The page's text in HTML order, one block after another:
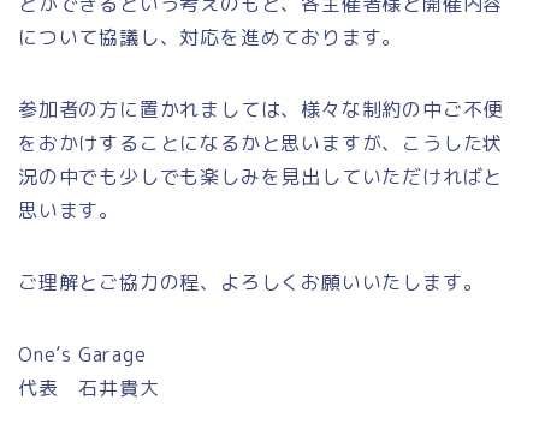
について協議し、対応を進めております。
参加者の方に置かれましては、様々な制約の中ご不便
をおかけすることになるかと思いますが、こうした状
況の中でも少しでも楽しみを見出していただければと
思います。
ご理解とご協力の程、よろしくお願いいたします。
One’s Garage
代表 石井貴大